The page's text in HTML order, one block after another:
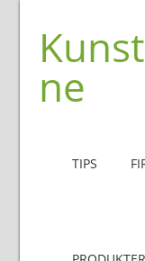
ne
TIPS